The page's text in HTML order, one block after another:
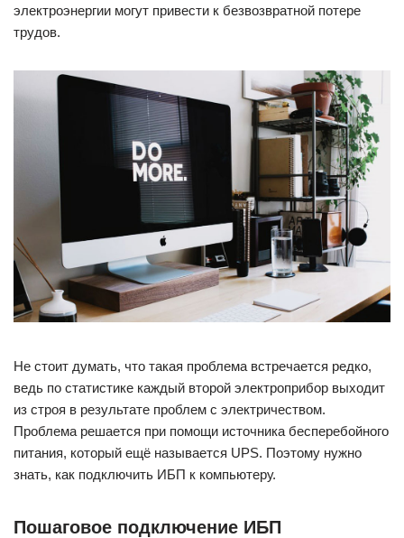
электроэнергии могут привести к безвозвратной потере
трудов.
Не стоит думать, что такая проблема встречается редко,
ведь по статистике каждый второй электроприбор выходит
из строя в результате проблем с электричеством.
Проблема решается при помощи источника бесперебойного
питания, который ещё называется UPS. Поэтому нужно
знать, как подключить ИБП к компьютеру.
Пошаговое подключение ИБП